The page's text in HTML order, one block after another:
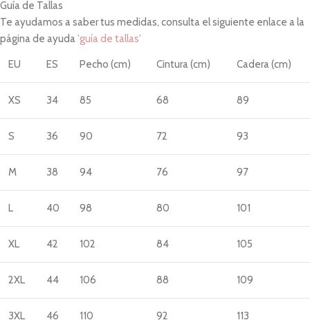
Guía de Tallas
Te ayudamos a saber tus medidas, consulta el siguiente enlace a la
página de ayuda'guía de tallas'
EU ES Pecho (cm) Cintura (cm) Cadera (cm)
XS 34 85 68 89
S 36 90 72 93
M 38 94 76 97
L 40 98 80 101
XL 42 102 84 105
2XL 44 106 88 109
3XL 46 110 92 113